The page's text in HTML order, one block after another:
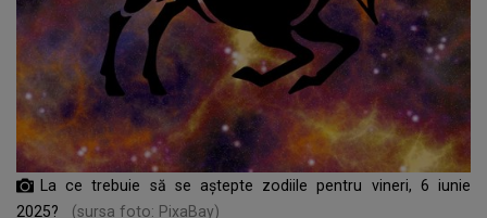
La ce trebuie să se aștepte zodiile pentru vineri, 6 iunie
2025?
(sursa foto: PixaBay)